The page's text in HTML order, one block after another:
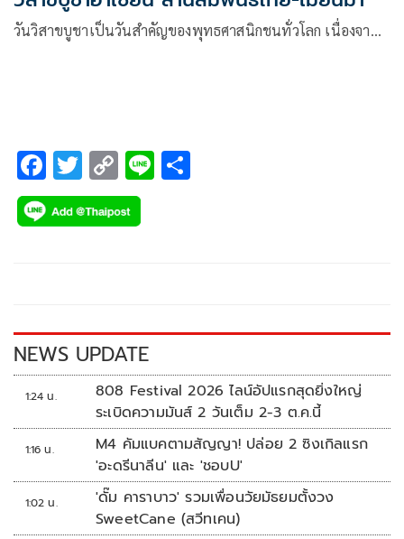
วันวิสาขบูชาเป็นวันสำคัญของพุทธศาสนิกชนทั่วโลก เนื่องจา…
F
ac
e
k
T
wi
tt
C
o
p
k
Li
NEWS UPDATE
1:24 น.
808 Festival 2026 ไลน์อัปแรกสุดยิ่งใหญ่
ระเบิดความมันส์ 2 วันเต็ม 2-3 ต.ค.นี้
1:16 น.
M4 คัมแบคตามสัญญา! ปล่อย 2 ซิงเกิลแรก
'อะดรีนาลีน' และ 'ชอบU'
1:02 น.
'ดั๊ม คาราบาว' รวมเพื่อนวัยมัธยมตั้งวง
SweetCane (สวีทเคน)